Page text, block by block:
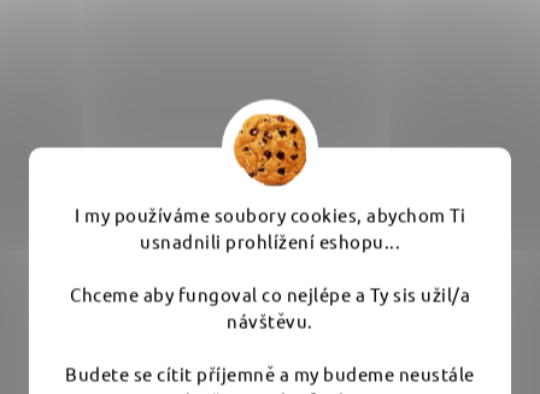
I my používáme soubory cookies, abychom Ti
usnadnili prohlížení eshopu...
Chceme aby fungoval co nejlépe a Ty sis užil/a
návštěvu.
Budete se cítit příjemně a my budeme neustále
Liquid Elements Polish Towel - mikrovláknová